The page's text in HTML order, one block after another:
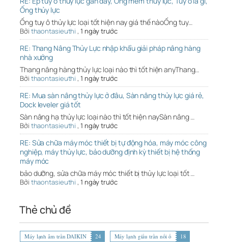
Ống thủy lực
Ống tuy ô thủy lực loại tốt hiện nay giá thế nàoỐng tuy…
Bởi thaontasieuthi , 1 ngày trước
RE: Thang Nâng Thủy Lực nhập khẩu giải pháp nâng hàng
nhà xưởng
Thang nâng hàng thủy lực loại nào thì tốt hiện anyThang…
Bởi thaontasieuthi , 1 ngày trước
RE: Mua sàn nâng thủy lực ở đâu, Sàn nâng thủy lực giá rẻ,
Dock leveler giá tốt
Sàn nâng hạ thủy lực loại nào thì tốt hiện naySàn nâng …
Bởi thaontasieuthi , 1 ngày trước
RE: Sửa chữa máy móc thiết bị tự động hóa, máy móc công
nghiệp, máy thủy lực, bảo dưỡng định kỳ thiết bị hệ thống
máy móc
bảo dưỡng, sửa chữa máy móc thiết bị thủy lực loại tốt …
Bởi thaontasieuthi , 1 ngày trước
Thẻ chủ đề
Máy lạnh âm trần DAIKIN 24 Máy lạnh giấu trần nối ố
18